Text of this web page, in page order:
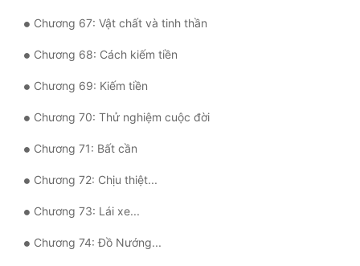
Chương 67: Vật chất và tinh thần
Chương 68: Cách kiếm tiền
Chương 69: Kiếm tiền
Chương 70: Thử nghiệm cuộc đời
Chương 71: Bất cần
Chương 72: Chịu thiệt...
Chương 73: Lái xe...
Chương 74: Đồ Nướng...